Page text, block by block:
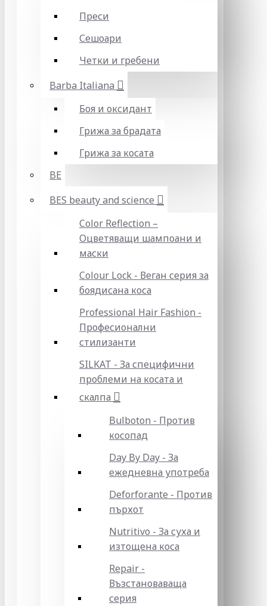
Преси
Сешоари
Четки и гребени
Barba Italiana
Боя и оксидант
Грижа за брадата
Грижа за косата
BE
BES beauty and science
Color Reflection –
Оцветяващи шампоани и
маски
Colour Lock - Веган серия за
боядисана коса
Professional Hair Fashion -
Професионални
стилизанти
SILKAT - За специфични
проблеми на косата и
скалпа
Bulboton - Против
косопад
Day By Day - За
ежедневна употреба
Deforforante - Против
пърхот
Nutritivo - За суха и
изтощена коса
Repair -
Възстановаваща
серия